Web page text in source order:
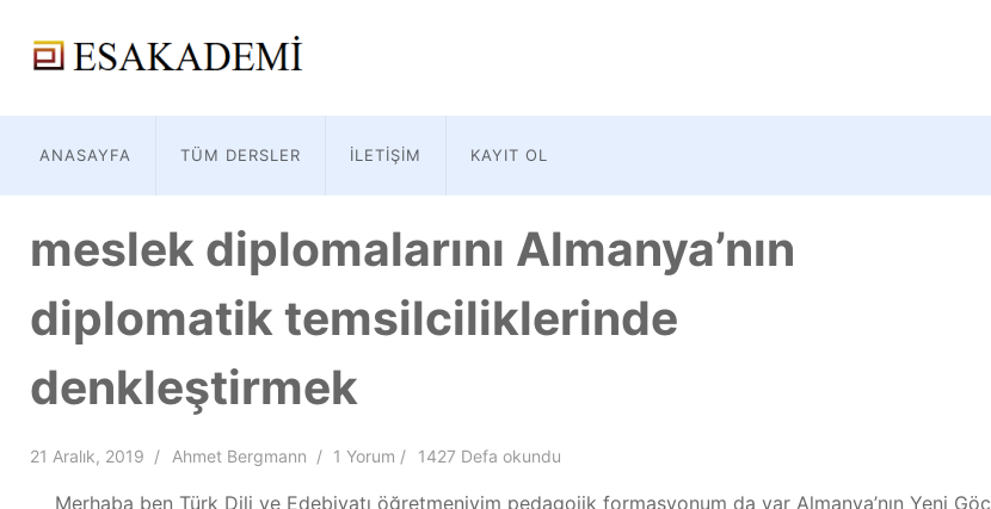
ANASAYFA TÜM DERSLER İLETIŞIM KAYIT OL
meslek diplomalarını Almanya’nın
diplomatik temsilciliklerinde
denkleştirmek
21 Aralık, 2019 Ahmet Bergmann 1 Yorum 1427 Defa okundu
Merhaba ben Türk Dili ve Edebiyatı öğretmeniyim pedagojik formasyonum da var Almanya’nın Yeni Göç